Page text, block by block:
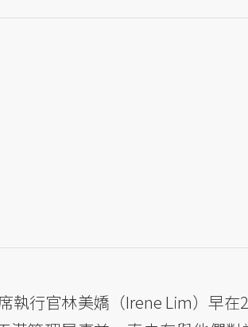
執行官林美嬌（Irene Lim）早在